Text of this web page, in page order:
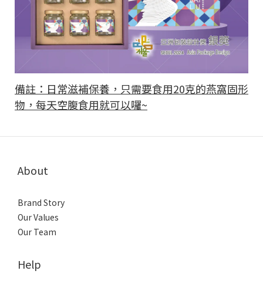
備註：日常滋補保養，只需要食用20克的燕窩固形
物，每天空腹食用就可以囉~
About
Brand Story
Our Values
Our Team
Help